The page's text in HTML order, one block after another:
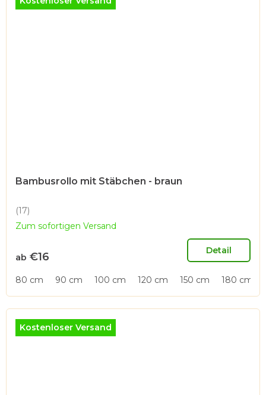
Bambusrollo mit Stäbchen - braun
Die
durchschnittliche
4,9
5
Sternen.
(17)
Zum sofortigen Versand
ab €16 Detail
80 cm 90 cm 100 cm 120 cm 150 cm 180 cm
Kostenloser Versand